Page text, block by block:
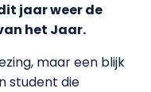
jaar weer de
het Jaar.
maar een blijk
student die